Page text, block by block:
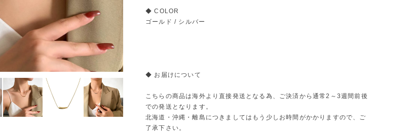
◆ COLOR
ゴールド / シルバー
◆ お届けについて
こちらの商品は海外より直接発送となる為、ご決済から通常2～3週間前後
での発送となります。
北海道・沖縄・離島につきましてはもう少しお時間がかかりますので、ご
了承下さい。